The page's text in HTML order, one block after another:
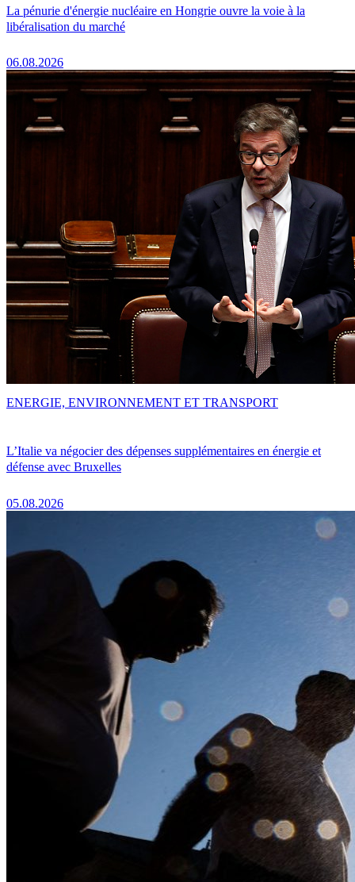
La pénurie d'énergie nucléaire en Hongrie ouvre la voie à la
libéralisation du marché
06.08.2026
L’Italie va négocier des dépenses supplémentaires en énergie et
défense avec Bruxelles
05.08.2026
ENERGIE, ENVIRONNEMENT ET TRANSPORT